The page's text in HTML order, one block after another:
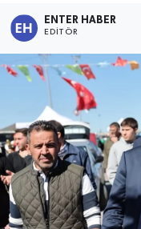
ENTER HABER
EDITÖR